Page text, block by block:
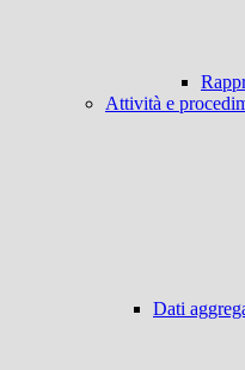
Attività e
Dati